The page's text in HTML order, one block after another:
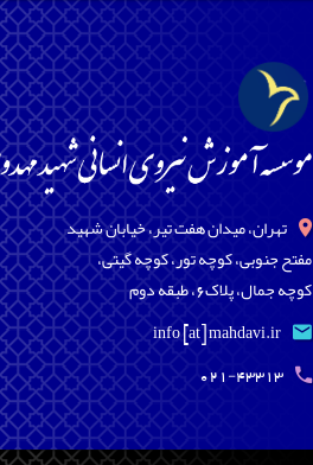
تهران، میدان هفت تیر، خیابان شهید
مفتح جنوبی، کوچه تور، کوچه گیتی،
کوچه جمال، پلاک6، طبقه دوم
info [at] mahdavi.ir
021-43313